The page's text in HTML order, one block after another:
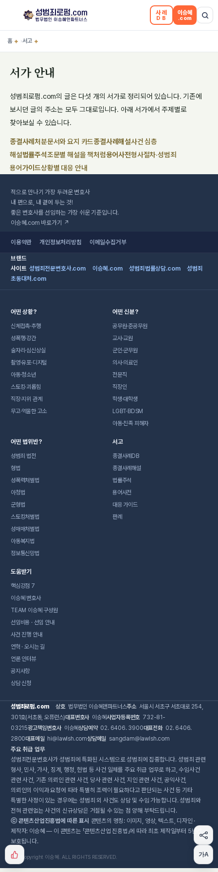
사례
DB
이승혜
.com
홈 + ›서고 +
서가 안내
성범죄로펌.com의 글은 다섯 개의 서가로 정리되어 있습니다. 기존에
보시던 글의 주소는 모두 그대로입니다. 아래 서가에서 주제별로
찾아보실 수 있습니다.
종결사례처분문서와 요지 카드종결사례해설사건 심층
해설법률주석조문별 해설을 책처럼용어사전형사절차·성범죄
용어가이드상황별 대응 안내
적으로 만나기가장 두려운변호사
내 편으로, 내 곁에 두는 것!
좋은 변호사를 선임하는 가장 쉬운 기준입니다.
이승혜.com 바로가기 ↗
이용약관 개인정보처리방침 이메일수집거부
브랜드
사이트 성범죄전문변호사.com 이승혜.com 성범죄법률상담.com
성범죄
초동대처.com
어떤 상황?
신체접촉·추행
성폭행·강간
술자리·심신상실
촬영·유포·디지털
아동·청소년
스토킹·괴롭힘
직장·지위 관계
무고·억울한 고소
어떤 신분?
공무원·준공무원
교사·교원
군인·군무원
의사·의료인
전문직
직장인
학생·대학생
LGBT·BDSM
아동·친족 피해자
어떤 법위반?
성범죄 법전
형법
성폭력처벌법
아청법
군형법
스토킹처벌법
성매매처벌법
아동복지법
정보통신망법
서고
종결사례DB
종결사례해설
법률주석
용어사전
대응 가이드
판례
도움받기
핵심강점 7
이승혜 변호사
TEAM 이승혜 구성원
선임비용 · 선임 안내
사건 진행 안내
연혁 · 오시는 길
언론 인터뷰
공지사항
상담 신청
성범죄로펌.com 상호 법무법인 이승혜앤파트너스주소 서울시 서초구 서초대로 254,
301호(서초동, 오퓨런스)대표변호사 이승혜 사업자등록번호 732-81-
03215광고책임변호사 이승혜상담예약 02. 6406. 3900대표전화 02. 6406.
2800대표메일 hi@lawlsh.com상담메일 sangdam@lawlsh.com
주요 취급 업무
성범죄전문변호사가 성범죄에 특화된 시스템으로 성범죄에 집중합니다. 성범죄 관련
형사, 민사, 가사, 징계, 행정, 헌법 등 사건 일체를 주요 취급 업무로 하고, 수임사건
관련 사건, 기존 의뢰인 관련 사건, 당사 관련 사건, 지인 관련 사건, 공익사건,
의뢰인의 이익과 요청에 따라 특별히 조력이 필요하다고 판단되는 사건 등 기타
특별한 사정이 있는 경우에는 성범죄 외 사건도 상담 및 수임 가능합니다. 성범죄와
전혀 관련없는 사건의 신규상담은 거절될 수 있는 점 양해 부탁드립니다.
ⓒ 콘텐츠산업진흥법에 따른 표시 콘텐츠의 명칭: 이미지, 영상, 텍스트, 디자인 ·
제작자: 이승혜 — 이 콘텐츠는 「콘텐츠산업 진흥법」에 따라 최초 제작일부터 5년간
보호됩니다.
Copyright 이승혜. ALL RIGHTS RESERVED. 가A